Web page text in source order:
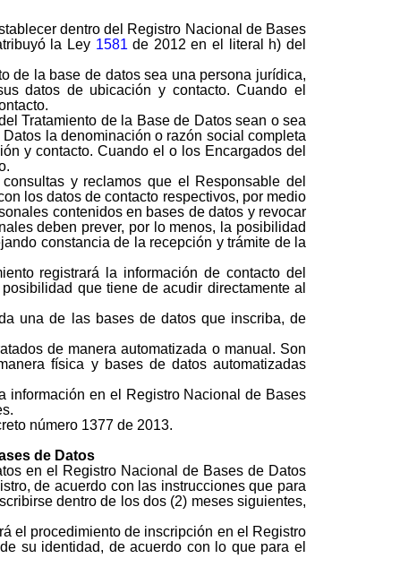
dentro del Registro Nacional de Bases
la Ley 1581 de 2012 en el literal h) del
de la base de datos sea una persona jurídica,
datos de ubicación y contacto. Cuando el
Tratamiento de la Base de Datos sean o sea
la denominación o razón social completa
y contacto. Cuando el o los Encargados del
y reclamos que el Responsable del
los datos de contacto respectivos, por medio
contenidos en bases de datos y revocar
deben prever, por lo menos, la posibilidad
constancia de la recepción y trámite de la
registrará la información de contacto del
que tiene de acudir directamente al
una de las bases de datos que inscriba, de
de manera automatizada o manual. Son
física y bases de datos automatizadas
información en el Registro Nacional de Bases
número 1377 de 2013.
de Datos
en el Registro Nacional de Bases de Datos
de acuerdo con las instrucciones que para
dentro de los dos (2) meses siguientes,
el procedimiento de inscripción en el Registro
su identidad, de acuerdo con lo que para el